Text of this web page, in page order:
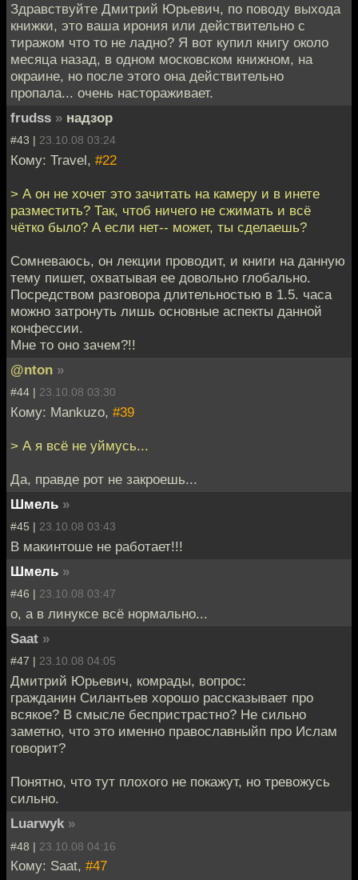
Здравствуйте Дмитрий Юрьевич, по поводу выхода
книжки, это ваша ирония или действительно с
тиражом что то не ладно? Я вот купил книгу около
месяца назад, в одном московском книжном, на
окраине, но после этого она действительно
пропала... очень настораживает.
frudss » надзор
#43 | 23.10.08 03:24
Кому: Travel, #22
> А он не хочет это зачитать на камеру и в инете
разместить? Так, чтоб ничего не сжимать и всё
чётко было? А если нет-- может, ты сделаешь?
Сомневаюсь, он лекции проводит, и книги на данную
тему пишет, охватывая ее довольно глобально.
Посредством разговора длительностью в 1.5. часа
можно затронуть лишь основные аспекты данной
конфессии.
Мне то оно зачем?!!
@nton »
#44 | 23.10.08 03:30
Кому: Mankuzo, #39
> А я всё не уймусь...
Да, правде рот не закроешь...
Шмель »
#45 | 23.10.08 03:43
В макинтоше не работает!!!
Шмель »
#46 | 23.10.08 03:47
о, а в линуксе всё нормально...
Saat »
#47 | 23.10.08 04:05
Дмитрий Юрьевич, комрады, вопрос:
гражданин Силантьев хорошо рассказывает про
всякое? В смысле беспристрастно? Не сильно
заметно, что это именно православныйп про Ислам
говорит?
Понятно, что тут плохого не покажут, но тревожусь
сильно.
Luarwyk »
#48 | 23.10.08 04:16
Кому: Saat, #47